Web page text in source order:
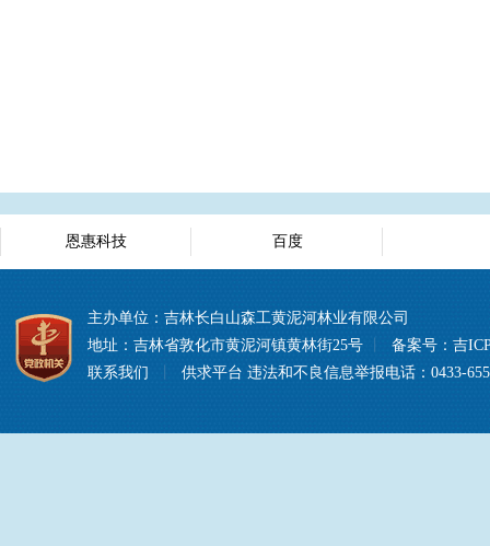
恩惠科技 百度
主办单位：吉林长白山森工黄泥河林业有限公司
地址：吉林省敦化市黄泥河镇黄林街25号
备案号： 吉
联系我们
供求平台 违法和不良信息举报电话：0433-